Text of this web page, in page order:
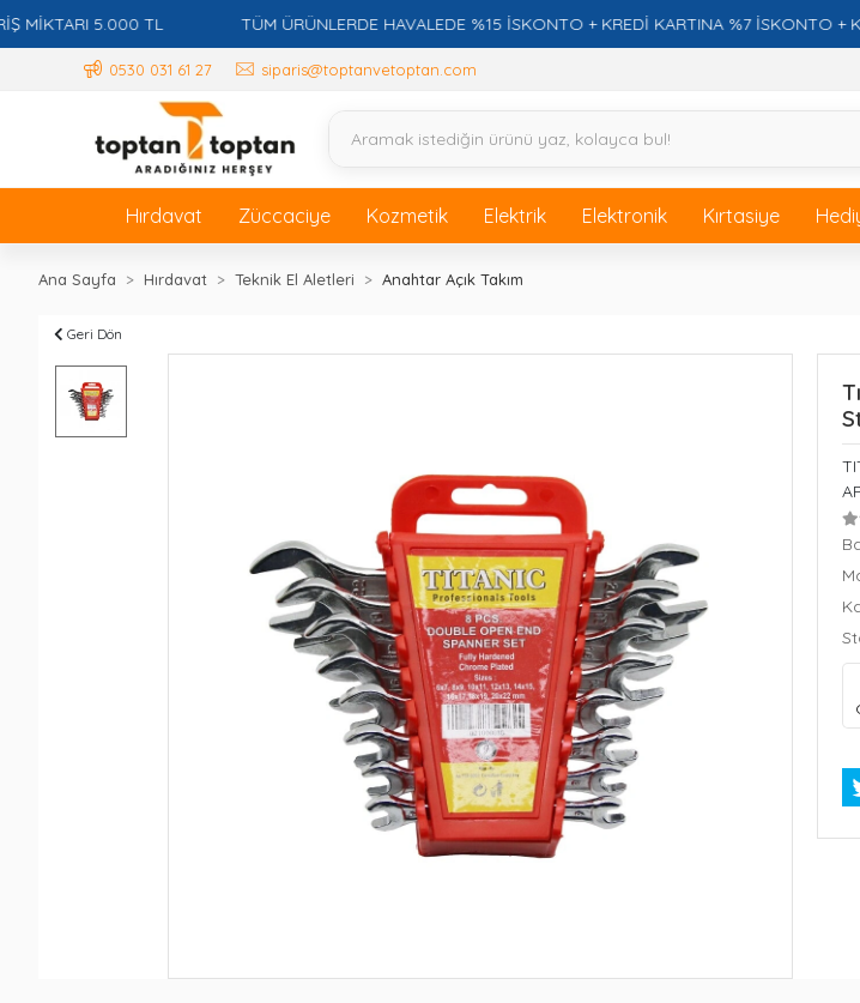
5.000 TL TÜM ÜRÜNLERDE HAVALEDE %15 İSKONTO + KREDİ KARTINA %7 İSKONTO + KDV
0530 031 61 27 siparis@toptanvetoptan.com
Hırdavat Züccaciye Kozmetik Elektrik Elektronik Kırtasiye
Ana Sayfa Hırdavat Teknik El Aletleri Anahtar Açık Takım
Geri Dön